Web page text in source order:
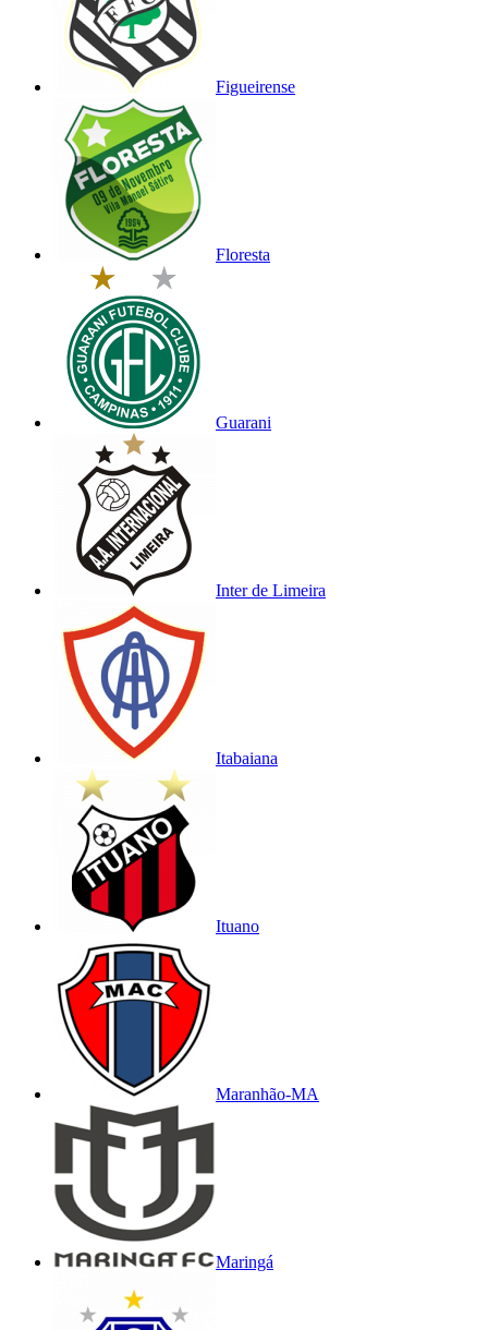
Figueirense
Floresta
Guarani
Inter de Limeira
Itabaiana
Ituano
Maranhão-MA
Maringá